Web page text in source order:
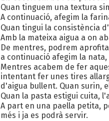
Quan tinguem una textura
A continuació, afegim la
Quan tingui la consistència
Amb la mateixa aigua a on
De mentres, podrem
a continuació afegim la
Mentres acabem de fer
intentant fer unes tires
d'aigua bullent. Quan surin,
Quan la pasta estigui cuita,
A part en una paella petita,
més i ja es podrà servir.